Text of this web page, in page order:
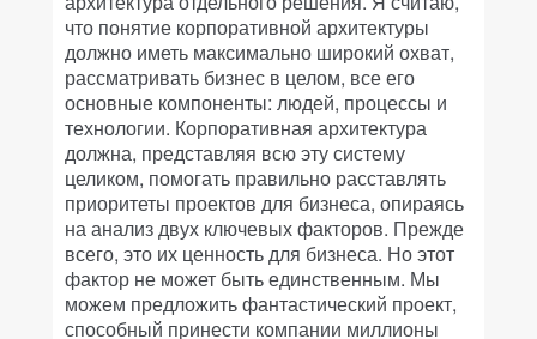
что понятие корпоративной архитектуры
должно иметь максимально широкий охват,
рассматривать бизнес в целом, все его
основные компоненты: людей, процессы и
технологии. Корпоративная архитектура
должна, представляя всю эту систему
целиком, помогать правильно расставлять
приоритеты проектов для бизнеса, опираясь
на анализ двух ключевых факторов. Прежде
всего, это их ценность для бизнеса. Но этот
фактор не может быть единственным. Мы
можем предложить фантастический проект,
способный принести компании миллионы